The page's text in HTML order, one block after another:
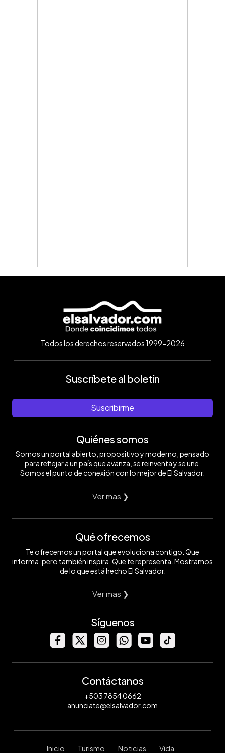
Todos los derechos reservados 1999-2026
Suscríbete al boletín
Suscribirme
Quiénes somos
Somos un portal abierto, propositivo y moderno, pensado
para reflejar a un país que avanza, se reinventa y se une.
Somos el punto de conexión con lo mejor de El Salvador.
Ver mas ❯
Qué ofrecemos
Te ofrecemos un portal que evoluciona contigo. Que
informa, pero también inspira. Que te representa. Mostramos
de lo que está hecho El Salvador.
Ver mas ❯
Síguenos
Contáctanos
+503 7854 0662
anunciate@elsalvador.com
Inicio Turismo Noticias Vida